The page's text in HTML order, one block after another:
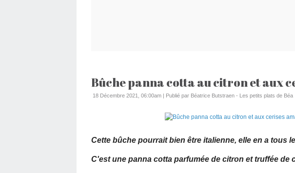
Bûche panna cotta au citron et aux
18 Décembre 2021, 06:00am | Publié par Béatrice Butstraen - Les petits plats de Béa
Cette bûche pourrait bien être italienne, elle en a tous
C'est une panna cotta parfumée de citron et truffée de